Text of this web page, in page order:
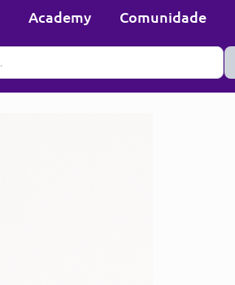
Academy Comunidade